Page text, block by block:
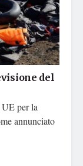
del
UE per la
annunciato